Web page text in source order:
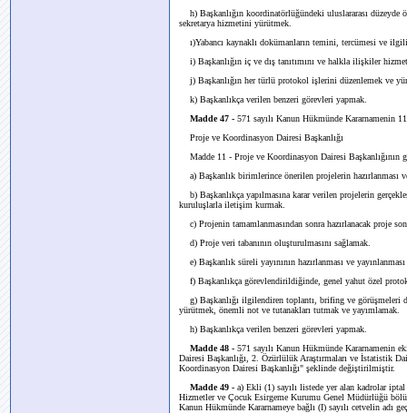
h) Başkanlığın koordinatörlüğündeki uluslararası
sekretarya hizmetini yürütmek.
ı)Yabancı kaynaklı dokümanların temini, tercümesi ve
i) Başkanlığın iç ve dış tanıtımını ve halkla ilişkiler
j) Başkanlığın her türlü protokol işlerini düzenlemek ve
k) Başkanlıkça verilen benzeri görevleri yapmak.
Madde 47 - 571 sayılı Kanun Hükmünde Kararnamenin
Proje ve Koordinasyon Dairesi Başkanlığı
Madde 11 - Proje ve Koordinasyon Dairesi Başkanlığının
a) Başkanlık birimlerince önerilen projelerin hazırlanması
b) Başkanlıkça yapılmasına karar verilen projelerin
kuruluşlarla iletişim kurmak.
c) Projenin tamamlanmasından sonra hazırlanacak proje
d) Proje veri tabanının oluşturulmasını sağlamak.
e) Başkanlık süreli yayınının hazırlanması ve
f) Başkanlıkça görevlendirildiğinde, genel yahut özel
g) Başkanlığı ilgilendiren toplantı, brifing ve görüşmeleri
yürütmek, önemli not ve tutanakları tutmak ve yayımlamak.
h) Başkanlıkça verilen benzeri görevleri yapmak.
Madde 48 - 571 sayılı Kanun Hükmünde
Dairesi Başkanlığı, 2. Özürlülük Araştırmaları ve İstatistik
Koordinasyon Dairesi Başkanlığı" şeklinde değiştirilmiştir.
Madde 49 - a) Ekli (1) sayılı listede yer alan kadrolar
Hizmetler ve Çocuk Esirgeme Kurumu Genel Müdürlüğü
Kanun Hükmünde Kararnameye bağlı (I) sayılı cetvelin adı